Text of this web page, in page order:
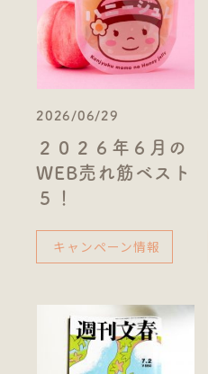
2026/06/29
２０２６年６月の
WEB売れ筋ベスト
５！
キャンペーン情報